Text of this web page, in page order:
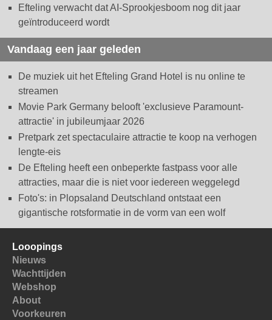
Efteling verwacht dat AI-Sprookjesboom nog dit jaar
geïntroduceerd wordt
Vandaag een jaar geleden
De muziek uit het Efteling Grand Hotel is nu online te
streamen
Movie Park Germany belooft 'exclusieve Paramount-
attractie' in jubileumjaar 2026
Pretpark zet spectaculaire attractie te koop na verhogen
lengte-eis
De Efteling heeft een onbeperkte fastpass voor alle
attracties, maar die is niet voor iedereen weggelegd
Foto's: in Plopsaland Deutschland ontstaat een
gigantische rotsformatie in de vorm van een wolf
Looopings
Nieuws
Wachttijden
Webshop
About
Voorkeuren